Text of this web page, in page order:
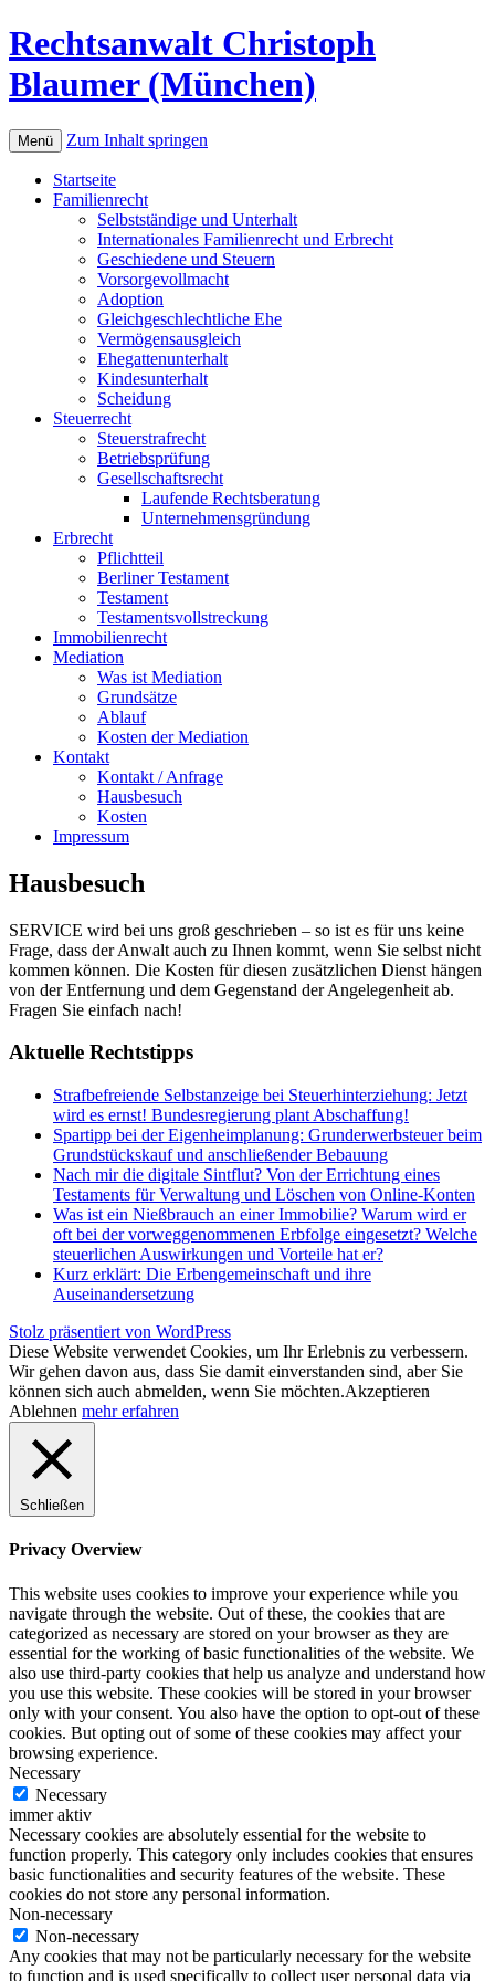
Rechtsanwalt Christoph
Blaumer (München)
Menü Zum Inhalt springen
Startseite
Familienrecht
Selbstständige und Unterhalt
Internationales Familienrecht und Erbrecht
Geschiedene und Steuern
Vorsorgevollmacht
Adoption
Gleichgeschlechtliche Ehe
Vermögensausgleich
Ehegattenunterhalt
Kindesunterhalt
Scheidung
Steuerrecht
Steuerstrafrecht
Betriebsprüfung
Gesellschaftsrecht
Laufende Rechtsberatung
Unternehmensgründung
Erbrecht
Pflichtteil
Berliner Testament
Testament
Testamentsvollstreckung
Immobilienrecht
Mediation
Was ist Mediation
Grundsätze
Ablauf
Kosten der Mediation
Kontakt
Kontakt / Anfrage
Hausbesuch
Kosten
Impressum
Hausbesuch
SERVICE wird bei uns groß geschrieben – so ist es für uns keine
Frage, dass der Anwalt auch zu Ihnen kommt, wenn Sie selbst nicht
kommen können. Die Kosten für diesen zusätzlichen Dienst hängen
von der Entfernung und dem Gegenstand der Angelegenheit ab.
Fragen Sie einfach nach!
Aktuelle Rechtstipps
Strafbefreiende Selbstanzeige bei Steuerhinterziehung: Jetzt
wird es ernst! Bundesregierung plant Abschaffung!
Spartipp bei der Eigenheimplanung: Grunderwerbsteuer beim
Grundstückskauf und anschließender Bebauung
Nach mir die digitale Sintflut? Von der Errichtung eines
Testaments für Verwaltung und Löschen von Online-Konten
Was ist ein Nießbrauch an einer Immobilie? Warum wird er
oft bei der vorweggenommenen Erbfolge eingesetzt? Welche
steuerlichen Auswirkungen und Vorteile hat er?
Kurz erklärt: Die Erbengemeinschaft und ihre
Auseinandersetzung
Stolz präsentiert von WordPress
Diese Website verwendet Cookies, um Ihr Erlebnis zu verbessern.
Wir gehen davon aus, dass Sie damit einverstanden sind, aber Sie
können sich auch abmelden, wenn Sie möchten.Akzeptieren
Ablehnen mehr erfahren
Schließen
Privacy Overview
This website uses cookies to improve your experience while you
navigate through the website. Out of these, the cookies that are
categorized as necessary are stored on your browser as they are
essential for the working of basic functionalities of the website. We
also use third-party cookies that help us analyze and understand how
you use this website. These cookies will be stored in your browser
only with your consent. You also have the option to opt-out of these
cookies. But opting out of some of these cookies may affect your
browsing experience.
Necessary
Necessary
immer aktiv
Necessary cookies are absolutely essential for the website to
function properly. This category only includes cookies that ensures
basic functionalities and security features of the website. These
cookies do not store any personal information.
Non-necessary
Non-necessary
Any cookies that may not be particularly necessary for the website
to function and is used specifically to collect user personal data via